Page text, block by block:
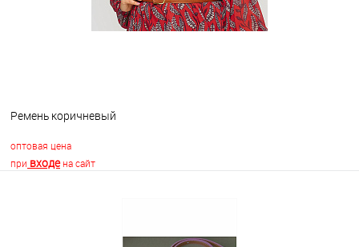
Ремень коричневый
оптовая цена
при входена сайт